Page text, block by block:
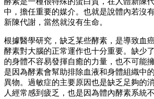
中，擔任重要的媒介。也就是說體內若沒
新陳代謝，當然就沒有生命。
根據醫學研究，缺乏某些酵素，是導致血
酵素對大腦的正常運作也十分重要。缺少
的身體不容易發揮自癒的力量，也不可能
是因為酵素會幫助排除血液和身體組織中
異物。過敏症的主要原因也是缺乏足夠的
人經常感到疲乏，也是因為體內酵素系統